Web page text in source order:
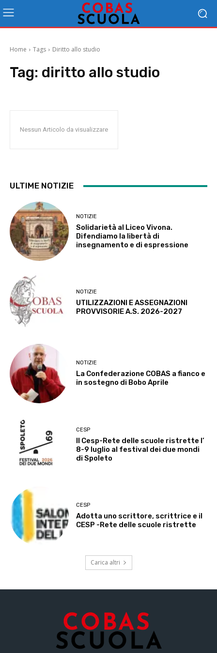
Home Tags Diritto allo studio
Tag: diritto allo studio
Nessun Articolo da visualizzare
ULTIME NOTIZIE
NOTIZIE
Solidarietà al Liceo Vivona.
Difendiamo la libertà di
insegnamento e di espressione
NOTIZIE
UTILIZZAZIONI E ASSEGNAZIONI
PROVVISORIE A.S. 2026-2027
NOTIZIE
La Confederazione COBAS a fianco e
in sostegno di Bobo Aprile
CESP
Il Cesp-Rete delle scuole ristrette l’
8-9 luglio al festival dei due mondi
di Spoleto
CESP
Adotta uno scrittore, scrittrice e il
CESP -Rete delle scuole ristrette
Carica altri